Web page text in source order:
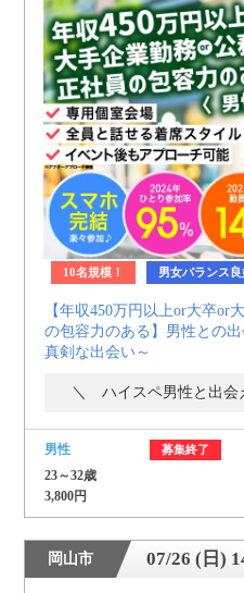
10名規模！ 男女バランス良
【年収450万円以上or大卒or
の包容力のある】男性との
真剣な出会い～
＼ ハイスペ男性と出
男性 募集終了
23～32歳
3,800円
岡山市 07/26 (日)